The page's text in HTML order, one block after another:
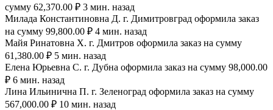
сумму 62,370.00 ₽ 3 мин. назад
Милада Константиновна Д. г. Димитровград оформила заказ
на сумму 99,800.00 ₽ 4 мин. назад
Майя Ринатовна Х. г. Дмитров оформила заказ на сумму
61,380.00 ₽ 5 мин. назад
Елена Юрьевна С. г. Дубна оформила заказ на сумму 98,000.00
₽ 6 мин. назад
Лина Ильинична П. г. Зеленоград оформила заказ на сумму
567,000.00 ₽ 10 мин. назад